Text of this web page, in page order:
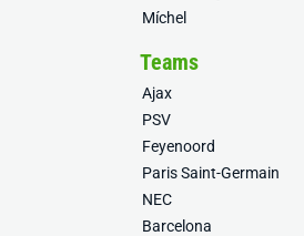
Míchel
Teams
Ajax
PSV
Feyenoord
Paris Saint-Germain
NEC
Barcelona